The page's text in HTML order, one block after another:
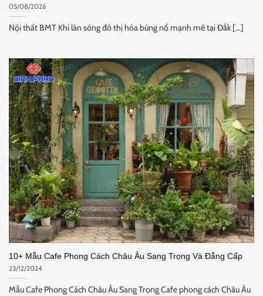
05/08/2026
Nội thất BMT Khi làn sóng đô thị hóa bùng nổ mạnh mẽ tại Đắk [...]
10+ Mẫu Cafe Phong Cách Châu Âu Sang Trọng Và Đẳng Cấp
23/12/2024
Mẫu Cafe Phong Cách Châu Âu Sang Trọng Cafe phong cách Châu Âu